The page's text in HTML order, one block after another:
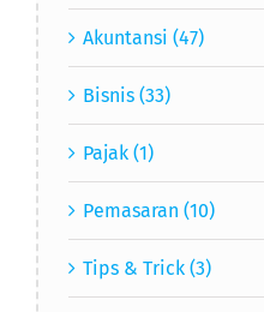
Akuntansi (47)
Bisnis (33)
Pajak (1)
Pemasaran (10)
Tips & Trick (3)